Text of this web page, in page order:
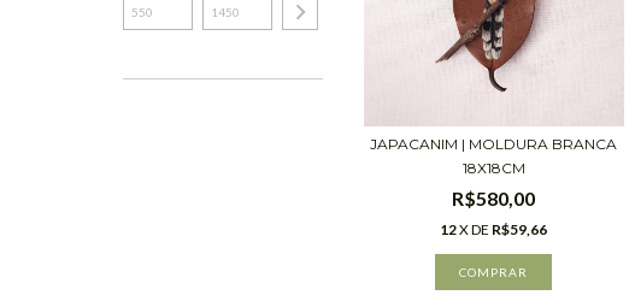
JAPACANIM | MOLDURA BRANCA
18X18CM
R$580,00
12X DE R$59,66